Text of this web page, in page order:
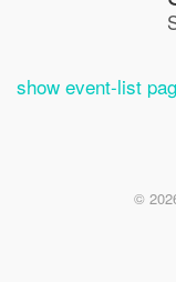
show event-list
©